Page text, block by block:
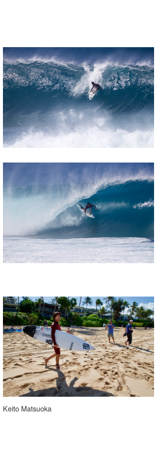
Keito Matsuoka